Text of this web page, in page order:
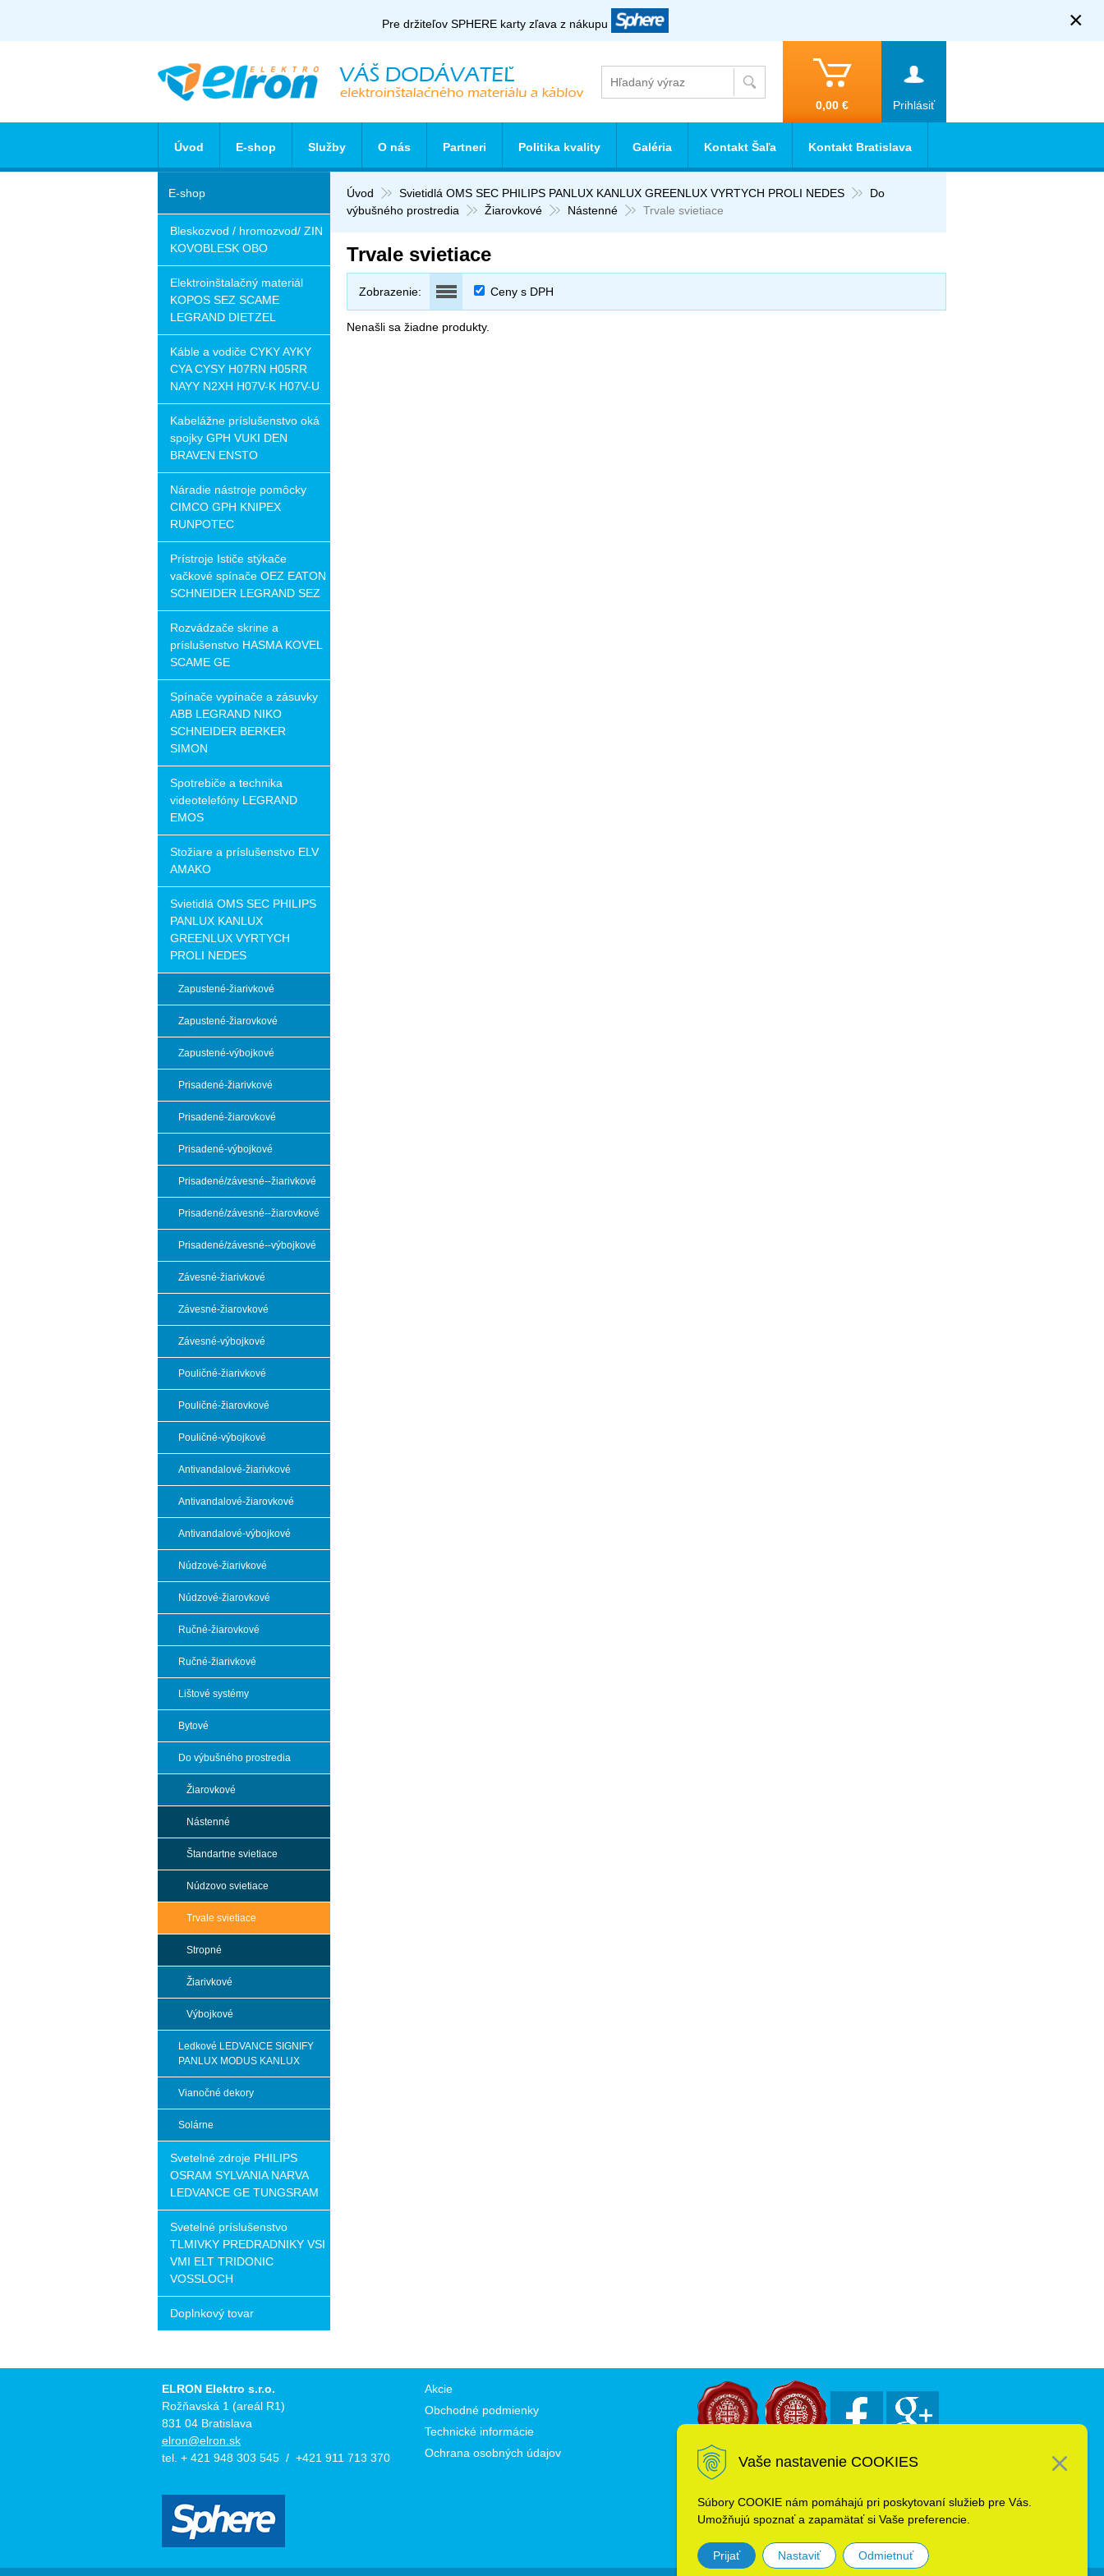
Vaše nastavenie COOKIES
Súbory COOKIE nám pomáhajú pri poskytovaní služieb pre Vás.
Umožňujú spoznať a zapamätať si Vaše preferencie.
Prijať Nastaviť Odmietnuť
Pre držiteľov SPHERE karty zľava z nákupu ×
Prihlásiť
0,00 €
Úvod Svietidlá OMS SEC PHILIPS PANLUX KANLUX GREENLUX VYRTYCH PROLI NEDES
Do
výbušného prostredia
Žiarovkové Nástenné Trvale svietiace
Trvale svietiace
Zobrazenie: Ceny s DPH
Nenašli sa žiadne produkty.
E-shop
Bleskozvod / hromozvod/ ZIN
KOVOBLESK OBO
Elektroinštalačný materiál
KOPOS SEZ SCAME
LEGRAND DIETZEL
Káble a vodiče CYKY AYKY
CYA CYSY H07RN H05RR
NAYY N2XH H07V-K H07V-U
Kabelážne príslušenstvo oká
spojky GPH VUKI DEN
BRAVEN ENSTO
Náradie nástroje pomôcky
CIMCO GPH KNIPEX
RUNPOTEC
Prístroje Ističe stýkače
vačkové spínače OEZ EATON
SCHNEIDER LEGRAND SEZ
Rozvádzače skrine a
príslušenstvo HASMA KOVEL
SCAME GE
Spínače vypínače a zásuvky
ABB LEGRAND NIKO
SCHNEIDER BERKER
SIMON
Spotrebiče a technika
videotelefóny LEGRAND
EMOS
Stožiare a príslušenstvo ELV
AMAKO
Svietidlá OMS SEC PHILIPS
PANLUX KANLUX
GREENLUX VYRTYCH
PROLI NEDES
Zapustené-žiarivkové
Zapustené-žiarovkové
Zapustené-výbojkové
Prisadené-žiarivkové
Prisadené-žiarovkové
Prisadené-výbojkové
Prisadené/závesné--žiarivkové
Prisadené/závesné--žiarovkové
Prisadené/závesné--výbojkové
Závesné-žiarivkové
Závesné-žiarovkové
Závesné-výbojkové
Pouličné-žiarivkové
Pouličné-žiarovkové
Pouličné-výbojkové
Antivandalové-žiarivkové
Antivandalové-žiarovkové
Antivandalové-výbojkové
Núdzové-žiarivkové
Núdzové-žiarovkové
Ručné-žiarovkové
Ručné-žiarivkové
Lištové systémy
Bytové
Do výbušného prostredia
Žiarovkové
Nástenné
Štandartne svietiace
Núdzovo svietiace
Trvale svietiace
Stropné
Žiarivkové
Výbojkové
Ledkové LEDVANCE SIGNIFY
PANLUX MODUS KANLUX
Vianočné dekory
Solárne
Svetelné zdroje PHILIPS
OSRAM SYLVANIA NARVA
LEDVANCE GE TUNGSRAM
Svetelné príslušenstvo
TLMIVKY PREDRADNIKY VSI
VMI ELT TRIDONIC
VOSSLOCH
Doplnkový tovar
Úvod E-shop Služby O nás Partneri Politika kvality Galéria Kontakt Šaľa Kontakt Bratislava
ELRON Elektro s.r.o.
Rožňavská 1 (areál R1)
831 04 Bratislava
elron@elron.sk
tel. + 421 948 303 545 / +421 911 713 370
Akcie
Obchodné podmienky
Technické informácie
Ochrana osobných údajov